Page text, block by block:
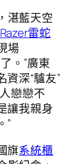
湛藍天空
Razer雷蛇
場
。”廣東
深“驢友”
戀戀不
讓我親身
”
旗系統櫃